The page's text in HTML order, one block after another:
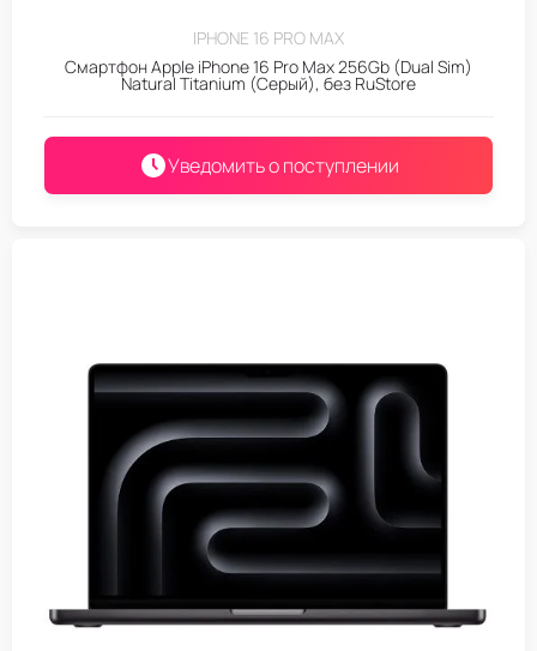
IPHONE 16 PRO MAX
Смартфон Apple iPhone 16 Pro Max 256Gb (Dual Sim)
Natural Titanium (Серый), без RuStore
Уведомить о поступлении